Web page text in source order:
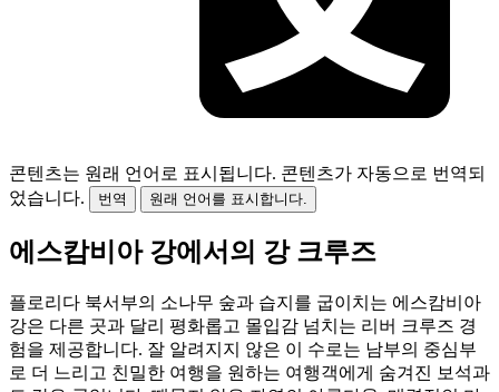
콘텐츠는 원래 언어로 표시됩니다. 콘텐츠가 자동으로 번역되
었습니다.
번역 원래 언어를 표시합니다.
에스캄비아 강에서의 강 크루즈
플로리다 북서부의 소나무 숲과 습지를 굽이치는 에스캄비아
강은 다른 곳과 달리 평화롭고 몰입감 넘치는 리버 크루즈 경
험을 제공합니다. 잘 알려지지 않은 이 수로는 남부의 중심부
로 더 느리고 친밀한 여행을 원하는 여행객에게 숨겨진 보석과